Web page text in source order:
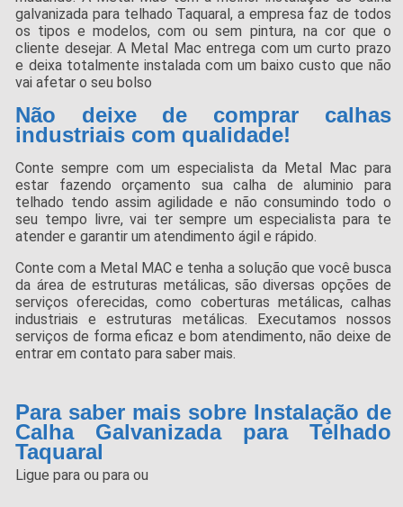
galvanizada para telhado Taquaral, a empresa faz de todos
os tipos e modelos, com ou sem pintura, na cor que o
cliente desejar. A Metal Mac entrega com um curto prazo
e deixa totalmente instalada com um baixo custo que não
vai afetar o seu bolso
Não deixe de comprar calhas
industriais com qualidade!
Conte sempre com um especialista da Metal Mac para
estar fazendo orçamento sua calha de aluminio para
telhado tendo assim agilidade e não consumindo todo o
seu tempo livre, vai ter sempre um especialista para te
atender e garantir um atendimento ágil e rápido.
Conte com a Metal MAC e tenha a solução que você busca
da área de estruturas metálicas, são diversas opções de
serviços oferecidas, como coberturas metálicas, calhas
industriais e estruturas metálicas. Executamos nossos
serviços de forma eficaz e bom atendimento, não deixe de
entrar em contato para saber mais.
Para saber mais sobre Instalação de
Calha Galvanizada para Telhado
Taquaral
Ligue paraou paraou